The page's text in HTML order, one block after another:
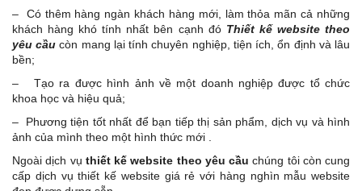
– Có thêm hàng ngàn khách hàng mới, làm thỏa mãn cả những
khách hàng khó tính nhất bên cạnh đó Thiết kế website theo
yêu cầu còn mang lại tính chuyên nghiệp, tiện ích, ổn định và lâu
bền;
– Tạo ra được hình ảnh về một doanh nghiệp được tổ chức
khoa học và hiệu quả;
– Phương tiện tốt nhất để bạn tiếp thị sản phẩm, dịch vụ và hình
ảnh của mình theo một hình thức mới .
Ngoài dịch vụ thiết kế website theo yêu cầu chúng tôi còn cung
cấp dịch vụ thiết kế website giá rẻ với hàng nghìn mẫu website